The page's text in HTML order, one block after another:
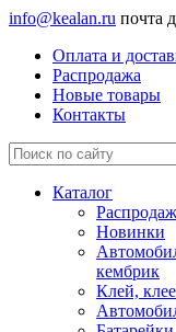
info@kealan.ru почта
Оплата и
Распродажа
Новые товары
Контакты
Каталог
Новинки
кембрик
Клей,